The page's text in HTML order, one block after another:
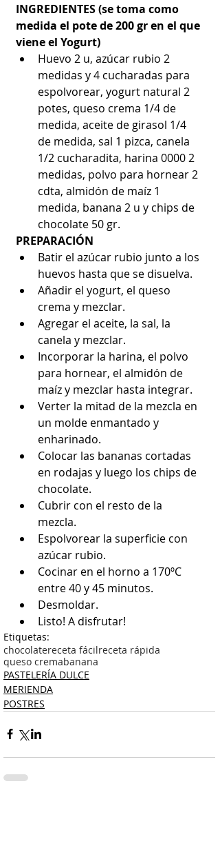
INGREDIENTES (se toma como
medida el pote de 200 gr en el que
viene el Yogurt)
Huevo 2 u, azúcar rubio 2
medidas y 4 cucharadas para
espolvorear, yogurt natural 2
potes, queso crema 1/4 de
medida, aceite de girasol 1/4
de medida, sal 1 pizca, canela
1/2 cucharadita, harina 0000 2
medidas, polvo para hornear 2
cdta, almidón de maíz 1
medida, banana 2 u y chips de
chocolate 50 gr.
PREPARACIÓN
Batir el azúcar rubio junto a los
huevos hasta que se disuelva.
Añadir el yogurt, el queso
crema y mezclar.
Agregar el aceite, la sal, la
canela y mezclar.
Incorporar la harina, el polvo
para hornear, el almidón de
maíz y mezclar hasta integrar.
Verter la mitad de la mezcla en
un molde enmantado y
enharinado.
Colocar las bananas cortadas
en rodajas y luego los chips de
chocolate.
Cubrir con el resto de la
mezcla.
Espolvorear la superficie con
azúcar rubio.
Cocinar en el horno a 170ºC
entre 40 y 45 minutos.
Desmoldar.
Listo! A disfrutar!
Etiquetas:
chocolatereceta fácilreceta rápida
queso cremabanana
PASTELERÍA DULCE
MERIENDA
POSTRES